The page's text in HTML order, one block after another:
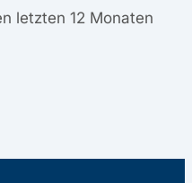
letzten 12 Monaten